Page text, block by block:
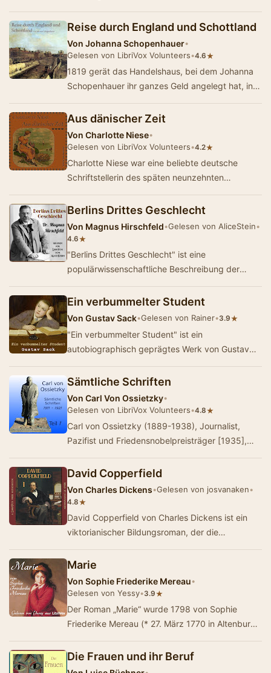
Reise durch England und Schottland
Von Johanna Schopenhauer•
Gelesen von LibriVox Volunteers•4.6★
1819 gerät das Handelshaus, bei dem Johanna
Schopenhauer ihr ganzes Geld angelegt hat, in
Aus dänischer Zeit
Von Charlotte Niese•
Gelesen von LibriVox Volunteers•4.2★
Charlotte Niese war eine beliebte deutsche
Schriftstellerin des späten neunzehnten
zeige…
Berlins Drittes Geschlecht
Von Magnus Hirschfeld•Gelesen von AliceStein•
4.6★
"Berlins Drittes Geschlecht" ist eine
populärwissenschaftliche Beschreibung der
…
Ein verbummelter Student
Von Gustav Sack•Gelesen von Rainer•3.9★
"Ein verbummelter Student" ist ein
autobiographisch geprägtes Werk von Gustav
vergessenen,…
Sämtliche Schriften
Von Carl Von Ossietzky•
Gelesen von LibriVox Volunteers•4.8★
Carl von Ossietzky (1889-1938), Journalist,
Pazifist und Friedensnobelpreisträger [1935],
David Copperfield
Von Charles Dickens•Gelesen von josvanaken•
4.8★
David Copperfield von Charles Dickens ist ein
viktorianischer Bildungsroman, der die
Copperfield er…
Marie
Von Sophie Friederike Mereau•
Gelesen von Yessy•3.9★
Der Roman „Marie“ wurde 1798 von Sophie
Friederike Mereau (* 27. März 1770 in Altenburg;
Wiederverhe…
Die Frauen und ihr Beruf